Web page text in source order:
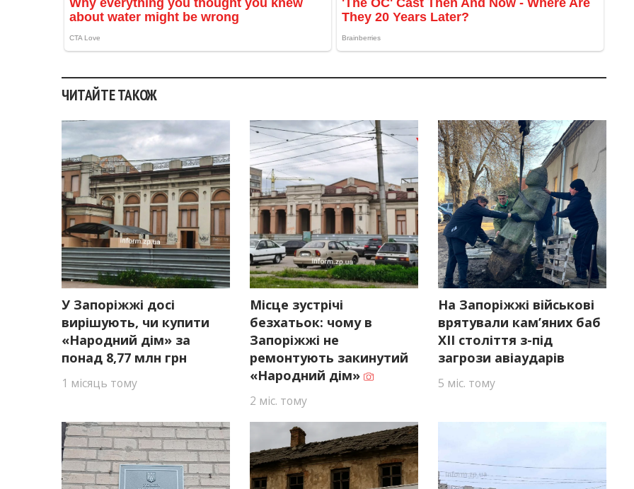
ЧИТАЙТЕ ТАКОЖ
У Запоріжжі досі
вирішують, чи купити
«Народний дім» за
понад 8,77 млн грн
1 місяць тому
Місце зустрічі
безхатьок: чому в
Запоріжжі не
ремонтують закинутий
«Народний дім»
2 міс. тому
На Запоріжжі військові
врятували кам’яних баб
XII століття з-під
загрози авіаударів
5 міс. тому